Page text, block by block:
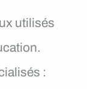
utilisés
: